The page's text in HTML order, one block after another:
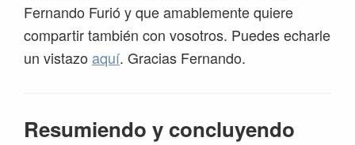
Fernando Furió y que amablemente quiere
compartir también con vosotros. Puedes echarle
un vistazo aquí. Gracias Fernando.
Resumiendo y concluyendo